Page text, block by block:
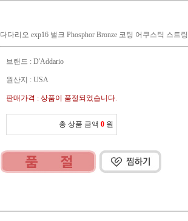
다다리오 exp16 벌크 Phosphor Bronze 코팅 어쿠스틱 스트링
브랜드 : D'Addario
원산지 : USA
판매가격 : 상품이 품절되었습니다.
총 상품 금액 0 원